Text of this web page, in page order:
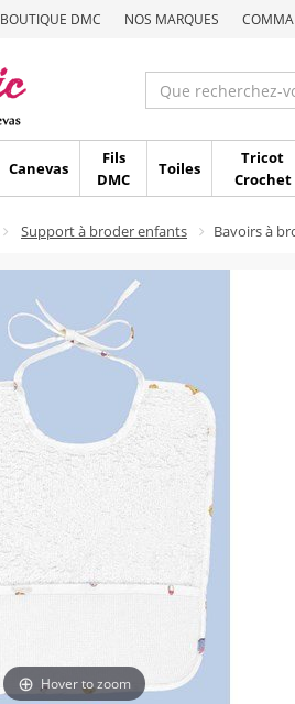
BOUTIQUE DMC NOS MARQUES
Canevas
Fils
DMC
Toiles
Tricot
Crochet
Support à broder enfants Bavoirs à
Hover to zoom